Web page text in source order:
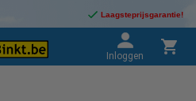
Laagsteprijsgarantie!
Inloggen